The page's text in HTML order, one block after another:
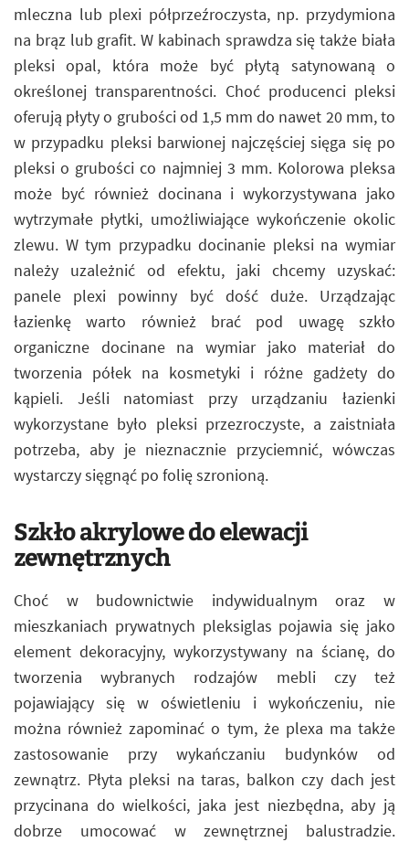
mleczna lub plexi półprzeźroczysta, np. przydymiona
na brąz lub grafit. W kabinach sprawdza się także biała
pleksi opal, która może być płytą satynowaną o
określonej transparentności. Choć producenci pleksi
oferują płyty o grubości od 1,5 mm do nawet 20 mm, to
w przypadku pleksi barwionej najczęściej sięga się po
pleksi o grubości co najmniej 3 mm. Kolorowa pleksa
może być również docinana i wykorzystywana jako
wytrzymałe płytki, umożliwiające wykończenie okolic
zlewu. W tym przypadku docinanie pleksi na wymiar
należy uzależnić od efektu, jaki chcemy uzyskać:
panele plexi powinny być dość duże. Urządzając
łazienkę warto również brać pod uwagę szkło
organiczne docinane na wymiar jako materiał do
tworzenia półek na kosmetyki i różne gadżety do
kąpieli. Jeśli natomiast przy urządzaniu łazienki
wykorzystane było pleksi przezroczyste, a zaistniała
potrzeba, aby je nieznacznie przyciemnić, wówczas
wystarczy sięgnąć po folię szronioną.
Szkło akrylowe do elewacji
zewnętrznych
Choć w budownictwie indywidualnym oraz w
mieszkaniach prywatnych pleksiglas pojawia się jako
element dekoracyjny, wykorzystywany na ścianę, do
tworzenia wybranych rodzajów mebli czy też
pojawiający się w oświetleniu i wykończeniu, nie
można również zapominać o tym, że plexa ma także
zastosowanie przy wykańczaniu budynków od
zewnątrz. Płyta pleksi na taras, balkon czy dach jest
przycinana do wielkości, jaka jest niezbędna, aby ją
dobrze umocować w zewnętrznej balustradzie.